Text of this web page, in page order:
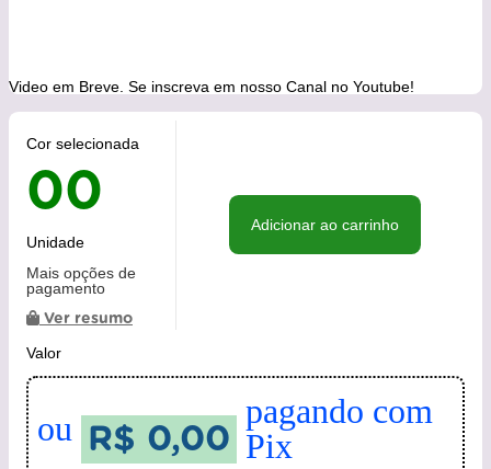
Video em Breve. Se inscreva em nosso Canal no Youtube!
Cor selecionada
00
Unidade
Mais opções de
pagamento
Ver resumo
Adicionar ao carrinho
Valor
ou R$ 0,00
pagando com
Pix